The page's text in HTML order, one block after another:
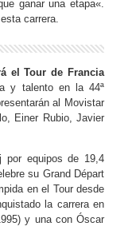
ganar una etapa«.
carrera.
el Tour de Francia
y talento en la 44ª
al Movistar
Einer Rubio, Javier
por equipos de 19,4
su Grand Départ
en el Tour desde
la carrera en
y una con Óscar